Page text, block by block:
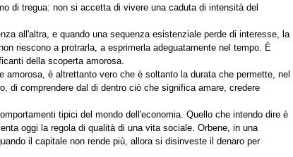
di tregua: non si accetta di vivere una caduta di intensità del
all'altra, e quando una sequenza esistenziale perde di interesse, la
riescono a protrarla, a esprimerla adeguatamente nel tempo. È
della scoperta amorosa.
è altrettanto vero che è soltanto la durata che permette, nel
di comprendere dal di dentro ciò che significa amare, credere
tipici del mondo dell'economia. Quello che intendo dire è
oggi la regola di qualità di una vita sociale. Orbene, in una
il capitale non rende più, allora si disinveste il denaro per